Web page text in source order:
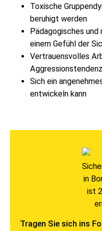
Toxische
beruhigt werden
Pädagogisches
einem Gefühl der
Vertrauensvolles
Sich ein
entwickeln kann
Tragen Sie sich ins